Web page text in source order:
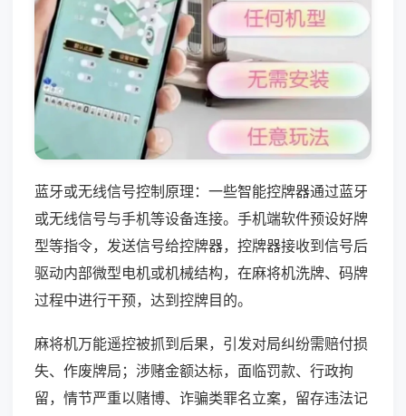
蓝牙或无线信号控制原理：一些智能控牌器通过蓝牙
或无线信号与手机等设备连接。手机端软件预设好牌
型等指令，发送信号给控牌器，控牌器接收到信号后
驱动内部微型电机或机械结构，在麻将机洗牌、码牌
过程中进行干预，达到控牌目的。
麻将机万能遥控被抓到后果，引发对局纠纷需赔付损
失、作废牌局；涉赌金额达标，面临罚款、行政拘
留，情节严重以赌博、诈骗类罪名立案，留存违法记